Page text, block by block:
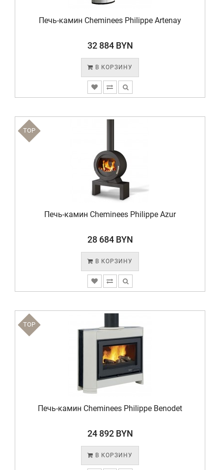
Печь-камин Cheminees Philippe Artenay
32 884 BYN
В КОРЗИНУ
TOP
Печь-камин Cheminees Philippe Azur
28 684 BYN
В КОРЗИНУ
TOP
Печь-камин Cheminees Philippe Benodet
24 892 BYN
В КОРЗИНУ